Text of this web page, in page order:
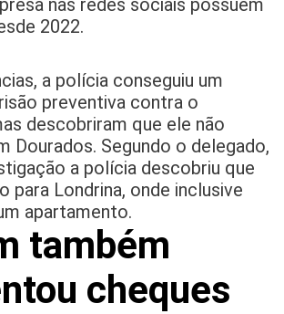
nas redes sociais possuem
2022.
a polícia conseguiu um
preventiva contra o
descobriram que ele não
Dourados. Segundo o delegado,
a polícia descobriu que
para Londrina, onde inclusive
apartamento.
também
cheques